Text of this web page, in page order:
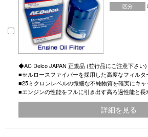
区分
◆AC Delco JAPAN 正規品 (並行品にご注意下さい)
■セルロースファイバーを採用した高度なフィルタ
■25ミクロンレベルの微細な不純物質を確実にキャ
■エンジンの性能をフルに引き出す高ろ過性能と長
詳細を見る